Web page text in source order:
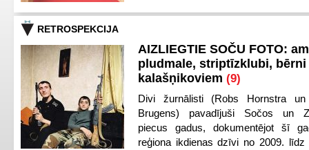
RETROSPEKCIJA
AIZLIEGTIE SOČU FOTO:
pludmale, striptīzklubi, bērni
kalašņikoviem (9)
Divi žurnālisti (Robs Hornstra
Brugens) pavadījuši Sočos un
piecus gadus, dokumentējot šī
reģiona ikdienas dzīvi no 2009. līdz